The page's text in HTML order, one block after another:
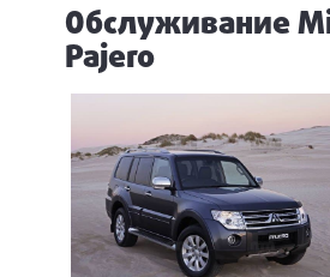
О СЕРВИСЕ
АКЦИИ
УСЛУГИ
Обслуживание
Pajero